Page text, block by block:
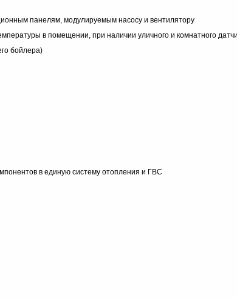
панелям, модулируемым насосу и вентилятору
в помещении, при наличии уличного и комнатного
бойлера)
в единую систему отопления и ГВС